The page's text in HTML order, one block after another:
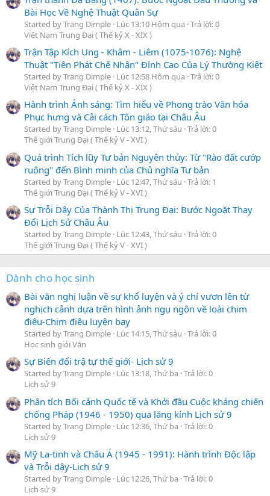
Bài Học Về Nghệ Thuật Quân Sự
Started by Trang Dimple Lúc 13:10 Hôm qua Trả lời: 0
Việt Nam Trung Đại ( Thế kỷ X - XIX )
Trận Tập Kích Ung - Khâm - Liêm (1075-1076): Nghệ
Thuật "Tiên Phát Chế Nhân" Đỉnh Cao Của Lý Thường Kiệt
Started by Trang Dimple Lúc 12:58 Hôm qua Trả lời: 0
Việt Nam Trung Đại ( Thế kỷ X - XIX )
Hành trình Ánh sáng: Tìm hiểu về Phong trào Văn hóa
Phục hưng và Cải cách Tôn giáo tại Châu Âu
Started by Trang Dimple Lúc 13:12, Thứ sáu Trả lời: 0
Thế giới Trung Đại ( Thế kỷ V - XVI )
Quá trình Tích lũy Tư bản Nguyên thủy: Từ "Rào đất cướp
ruộng" đến Bình minh của Chủ nghĩa Tư bản
Started by Trang Dimple Lúc 12:47, Thứ sáu Trả lời: 1
Thế giới Trung Đại ( Thế kỷ V - XVI )
Sự Trỗi Dậy Của Thành Thị Trung Đại: Bước Ngoặt Thay
Đổi Lịch Sử Châu Âu
Started by Trang Dimple Lúc 12:43, Thứ sáu Trả lời: 0
Thế giới Trung Đại ( Thế kỷ V - XVI )
Dành cho học sinh
Bài văn nghị luận về sự khổ luyện và ý chí vươn lên từ
nghịch cảnh dựa trên hình ảnh ngụ ngôn về loài chim
điêu-Chim điêu luyện bay
Started by Trang Dimple Lúc 14:15, Thứ sáu Trả lời: 0
Học sinh giỏi Văn
Sự Biến đổi trậ tự thế giới- Lịch sử 9
Started by Trang Dimple Lúc 13:18, Thứ ba Trả lời: 0
Lịch sử 9
Phân tích Bối cảnh Quốc tế và Khởi đầu Cuộc kháng chiến
chống Pháp (1946 - 1950) qua lăng kính Lịch sử 9
Started by Trang Dimple Lúc 12:36, Thứ ba Trả lời: 0
Lịch sử 9
Mỹ La-tinh và Châu Á (1945 - 1991): Hành trình Độc lập
và Trỗi dậy-Lịch sử 9
Started by Trang Dimple Lúc 12:26, Thứ ba Trả lời: 0
Lịch sử 9